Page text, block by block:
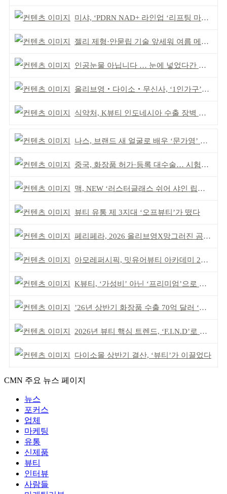
미샤, ‘PDRN NAD+ 라인업 ‘리프팅 마스크’ 출시
젤리 제형·안묻립 기술 앞세워 여름 메이크업 시장 공략
인공눈물 아닙니다 … 눈에 넣었다간 각막 손상
올리브영‧다이소‧무신사, ‘1인가구’가 이끈다
식약처, K뷰티 인도네시아 수출 장벽 완화 성과
나스, 브랜드 새 얼굴로 배우 ‘문가영’ 발탁
중국, 화장품 허가·등록 대수술… 시험자료 공용 허용
맥, NEW ‘러스터글래스 쉬어 샤인 립스틱’ 출시
뷰티 유통 제 3지대 ‘오프뷰티’가 떴다
페리페라, 2026 올리브영X망그러진 곰 콜라보
아모레퍼시픽, 밋유어뷰티 아카데미 2기 발대식
K뷰티, ‘가성비’ 아닌 ‘프리미엄’으로 승부걸어야
’26년 상반기 화장품 수출 70억 달러 ‘역대 최고’
2026년 뷰티 핵심 트렌드, ‘F.I.N.D’로 읽는다
다이소몰 상반기 결산, ‘뷰티’가 이끌었다
CMN 주요 뉴스 페이지
뉴스
포커스
업체
마케팅
유통
신제품
뷰티
인터뷰
사람들